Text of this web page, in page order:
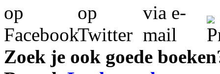
Zoek je ook goede